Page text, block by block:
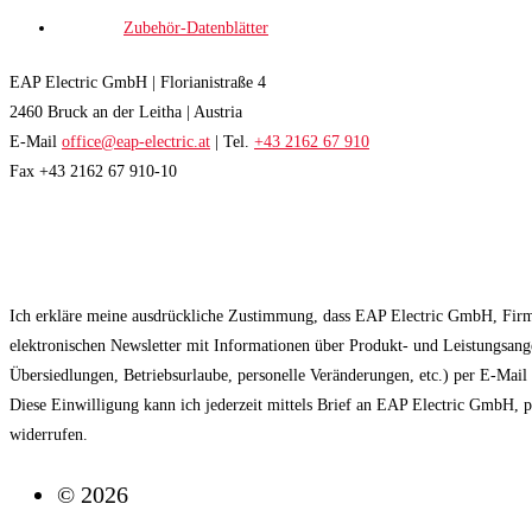
Zubehör-Datenblätter
EAP Electric GmbH | Florianistraße 4
2460 Bruck an der Leitha | Austria
E-Mail office@eap-electric.at | Tel. +43 2162 67 910
Fax +43 2162 67 910-10
Ich erkläre meine ausdrückliche Zustimmung, dass EAP Electric GmbH,
elektronischen Newsletter mit Informationen über Produkt- und
Übersiedlungen, Betriebsurlaube, personelle Veränderungen, etc.) per E-
Diese Einwilligung kann ich jederzeit mittels Brief an EAP Electric GmbH,
widerrufen.
© 2026